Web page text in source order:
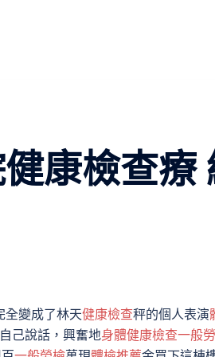
康檢查療
全變成了林天健康檢查秤的個人表演
己說話，興奮地身體健康檢查一般